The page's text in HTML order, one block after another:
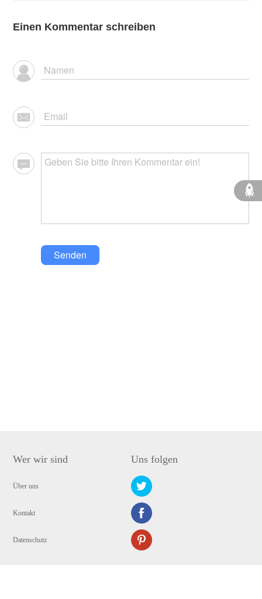
Einen Kommentar schreiben
Senden
Wer wir sind
Über uns
Kontakt
Datenschutz
Uns folgen